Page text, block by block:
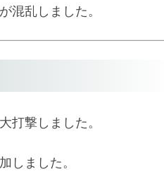
混乱しました。
打撃しました。
しました。